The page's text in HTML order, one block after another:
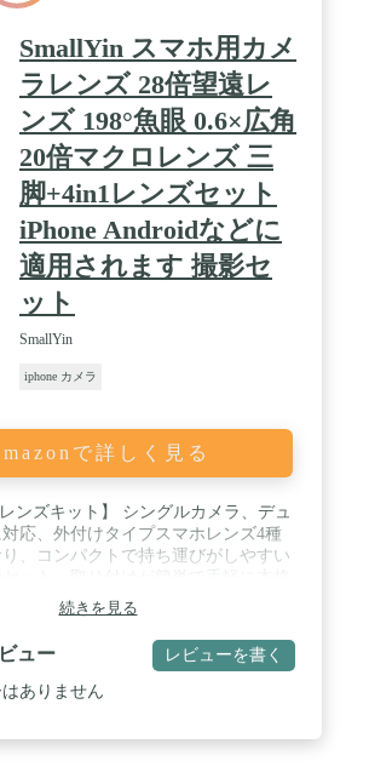
mを超える距離でも観察可能】36
ズは8000 m以外の物体を見ることがで
て、携帯電話は画質が変わらない中で
レンズの撮影と長距離撮影ができま
遠鏡として遠くのものを観察するの
。キャンプやスポーツやゴルフ、コン
などの場合にとても適用です。月を観
を見たり、釣りをしたり、ハイキング
シーンで大活躍です。 / 【スマホ用三
付き】安定した撮影のために、弊社は
合金で作られたミニ三脚を付属してい
備わっていることで、遠距離撮影や長
の場合で手振れを防止出来ます。それ
取り外し可能なクリップが付いていま
で携帯電話の厚さに応じてレンズを調
は単眼鏡がしっかり固定出来ます。ま
プに柔らかいゴムがあり、スマホカメ
遠鏡で太陽を観察出来ないようご注意
供には特に注意の必要があります。 /
このズームレンズは99%のスマート
メラの絞りの距離が3センチ未満な
はお客様のスマホで使用できます。
にはレンズが二つ以上ある場合は、
！】スマホ用レンズを使用する前に、
を取り外してください！また、iPhone
は対応できかねます。こスマホ取り付
大3.5cm挟めるので、3.5cmのスマホ
。ねじが回り難しい時、スマホケー
SmallYin スマホ用カメ
ラレンズ 28倍望遠レ
ンズ 198°魚眼 0.6×広角
20倍マクロレンズ 三
脚+4in1レンズセット
iPhone Androidなどに
適用されます 撮影セ
ット
SmallYin
iphone カメラ
で詳しく見る
レンズキット】 シングルカメラ、デュ
応、外付けタイプスマホレンズ4種
、コンパクトで持ち運びがしやすい
きる。スマホ用カメラレンズを活用す
被写体をはっきりと撮れたり、大人数
も見切れずに撮影できたり、ミクロの
と撮れたり、魚眼レンズでおもしろ
りと写真撮影の幅が広がります。 /
続きを見る
ュー レビューを書く
ありません